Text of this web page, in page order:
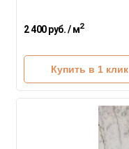
2 400 руб. / м2
Купить в 1 клик